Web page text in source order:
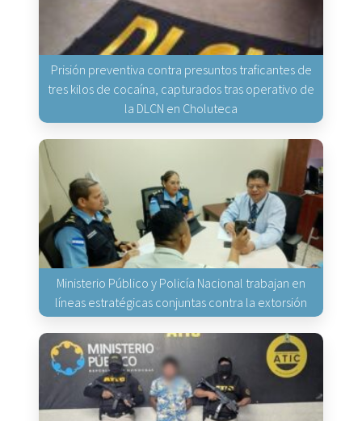
Prisión preventiva contra presuntos traficantes de
tres kilos de cocaína, capturados tras operativo de
la DLCN en Choluteca
Ministerio Público y Policía Nacional trabajan en
líneas estratégicas conjuntas contra la extorsión